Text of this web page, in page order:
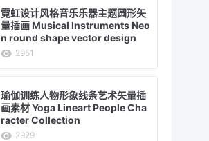
霓虹设计风格音乐乐器主题圆形矢
量插画 Musical Instruments Neo
n round shape vector design
2951
瑜伽训练人物形象线条艺术矢量插
画素材 Yoga Lineart People Cha
racter Collection
2929